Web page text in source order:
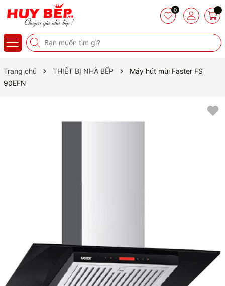
0
Trang chủ THIẾT BỊ NHÀ BẾP
Máy hút mùi Faster FS
90EFN